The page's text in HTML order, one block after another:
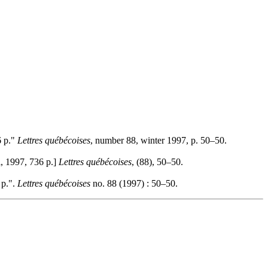
p." Lettres québécoises, number 88, winter 1997, p. 50–50.
1997, 736 p.] Lettres québécoises, (88), 50–50.
Lettres québécoises no. 88 (1997) : 50–50.